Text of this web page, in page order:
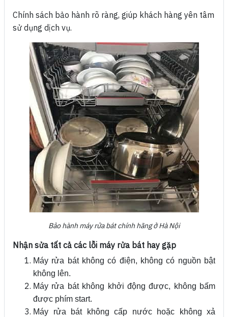
Chính sách bảo hành rõ ràng, giúp khách hàng yên tâm
sử dụng dịch vụ.
Bảo hành máy rửa bát chính hãng ở Hà Nội
Nhận sửa tất cả các lỗi máy rửa bát hay gặp
Máy rửa bát không có điện, không có nguồn bật
không lên.
Máy rửa bát không khởi động được, không bấm
được phím start.
Máy rửa bát không cấp nước hoặc không xả